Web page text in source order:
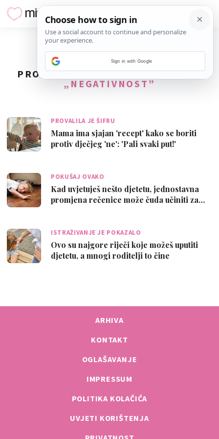
PRONAĐENO3REZULTATA ZA TAG
„NEGATIVNOST”
PROVALILA JE ŠIFRU
Mama ima sjajan 'recept' kako se boriti
protiv dječjeg 'ne': 'Pali svaki put!'
POKUŠAJ OVAKO
Kad uvjetuješ nešto djetetu, jednostavna
promjena rečenice može čuda učiniti za…
ISTRAŽIVANJE JE POKAZALO
Ovo su najgore riječi koje možeš uputiti
djetetu, a mnogi roditelji to čine
ARHIVA
KONTAKT
OGLAŠAVANJE
IMPRESSUM
POLITIKA KOLAČIĆA
UVJETI KORIŠTENJA
Sign in with Google